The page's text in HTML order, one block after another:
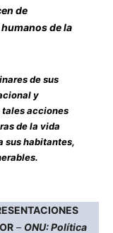
de
de la
de sus
y
acciones
de la vida
sus habitantes,
– ONU: Política